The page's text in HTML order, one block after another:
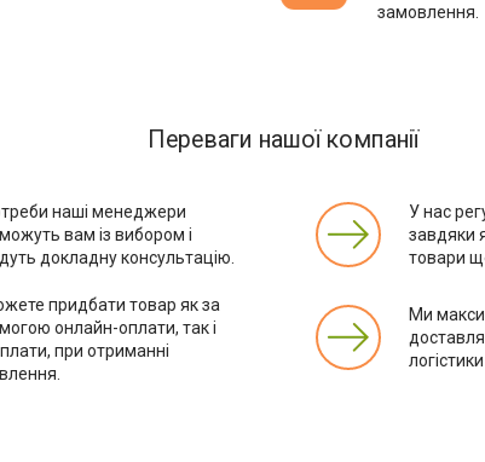
замовлення.
Переваги нашої компанії
наші менеджери
вам із вибором і
докладну консультацію.
придбати товар як за
онлайн-оплати, так і
при отриманні
У нас
завдяки
товари
Ми